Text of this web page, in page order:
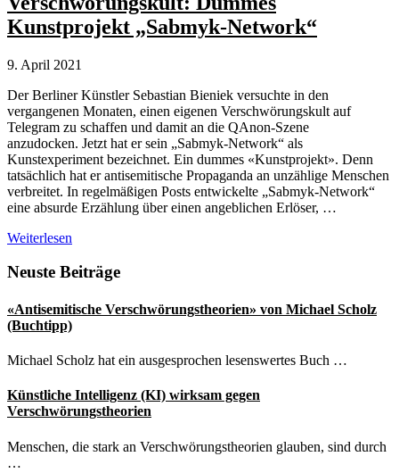
Kunstprojekt „Sabmyk-Network“
9. April 2021
Der Berliner Künstler Sebastian Bieniek versuchte in den
vergangenen Monaten, einen eigenen Verschwörungskult auf
Telegram zu schaffen und damit an die QAnon-Szene
anzudocken. Jetzt hat er sein „Sabmyk-Network“ als
Kunstexperiment bezeichnet. Ein dummes «Kunstprojekt». Denn
tatsächlich hat er antisemitische Propaganda an unzählige Menschen
verbreitet. In regelmäßigen Posts entwickelte „Sabmyk-Network“
eine absurde Erzählung über einen angeblichen Erlöser, …
Verschwörungskult:
Kunstprojekt
Network“
Weiterlesen
Seitenspalte
Neuste Beiträge
«Antisemitische Verschwörungstheorien» von Michael Scholz
(Buchtipp)
Michael Scholz hat ein ausgesprochen lesenswertes Buch …
Künstliche Intelligenz (KI) wirksam gegen
Verschwörungstheorien
Menschen, die stark an Verschwörungstheorien glauben, sind durch
…